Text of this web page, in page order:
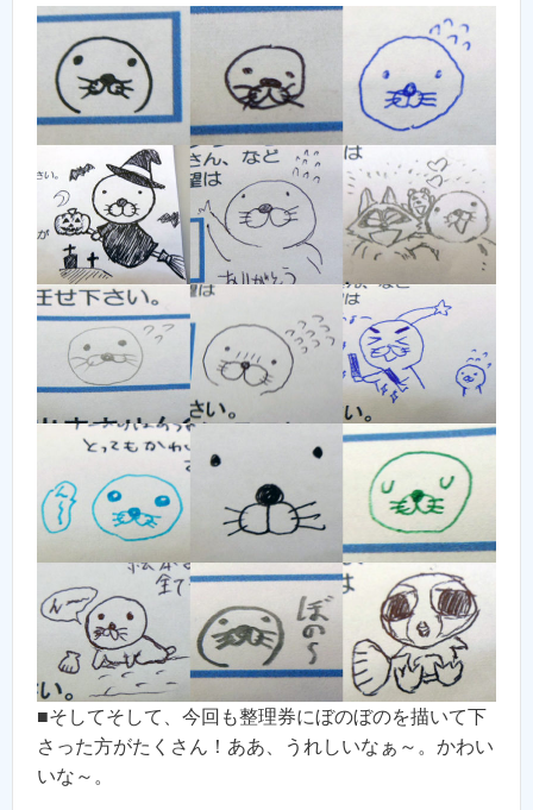
■そしてそして、今回も整理券にぼのぼのを描いて下
さった方がたくさん！ああ、うれしいなぁ～。かわい
いな～。